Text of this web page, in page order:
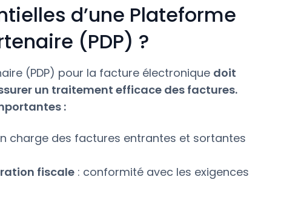
d’une Plateforme
(PDP) ?
(PDP) pour la facture électronique doit
un traitement efficace des factures.
:
charge des factures entrantes et sortantes
fiscale: conformité avec les exigences